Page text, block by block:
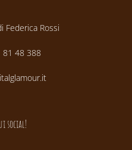
Federica Rossi
81 48 388
social!